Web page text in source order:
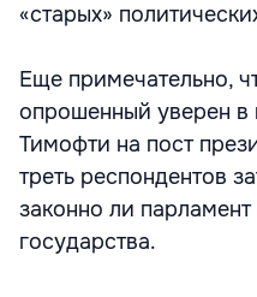
«старых»
Еще примечательно,
опрошенный уверен в
Тимофти на пост
треть респондентов
законно ли парламент
государства.